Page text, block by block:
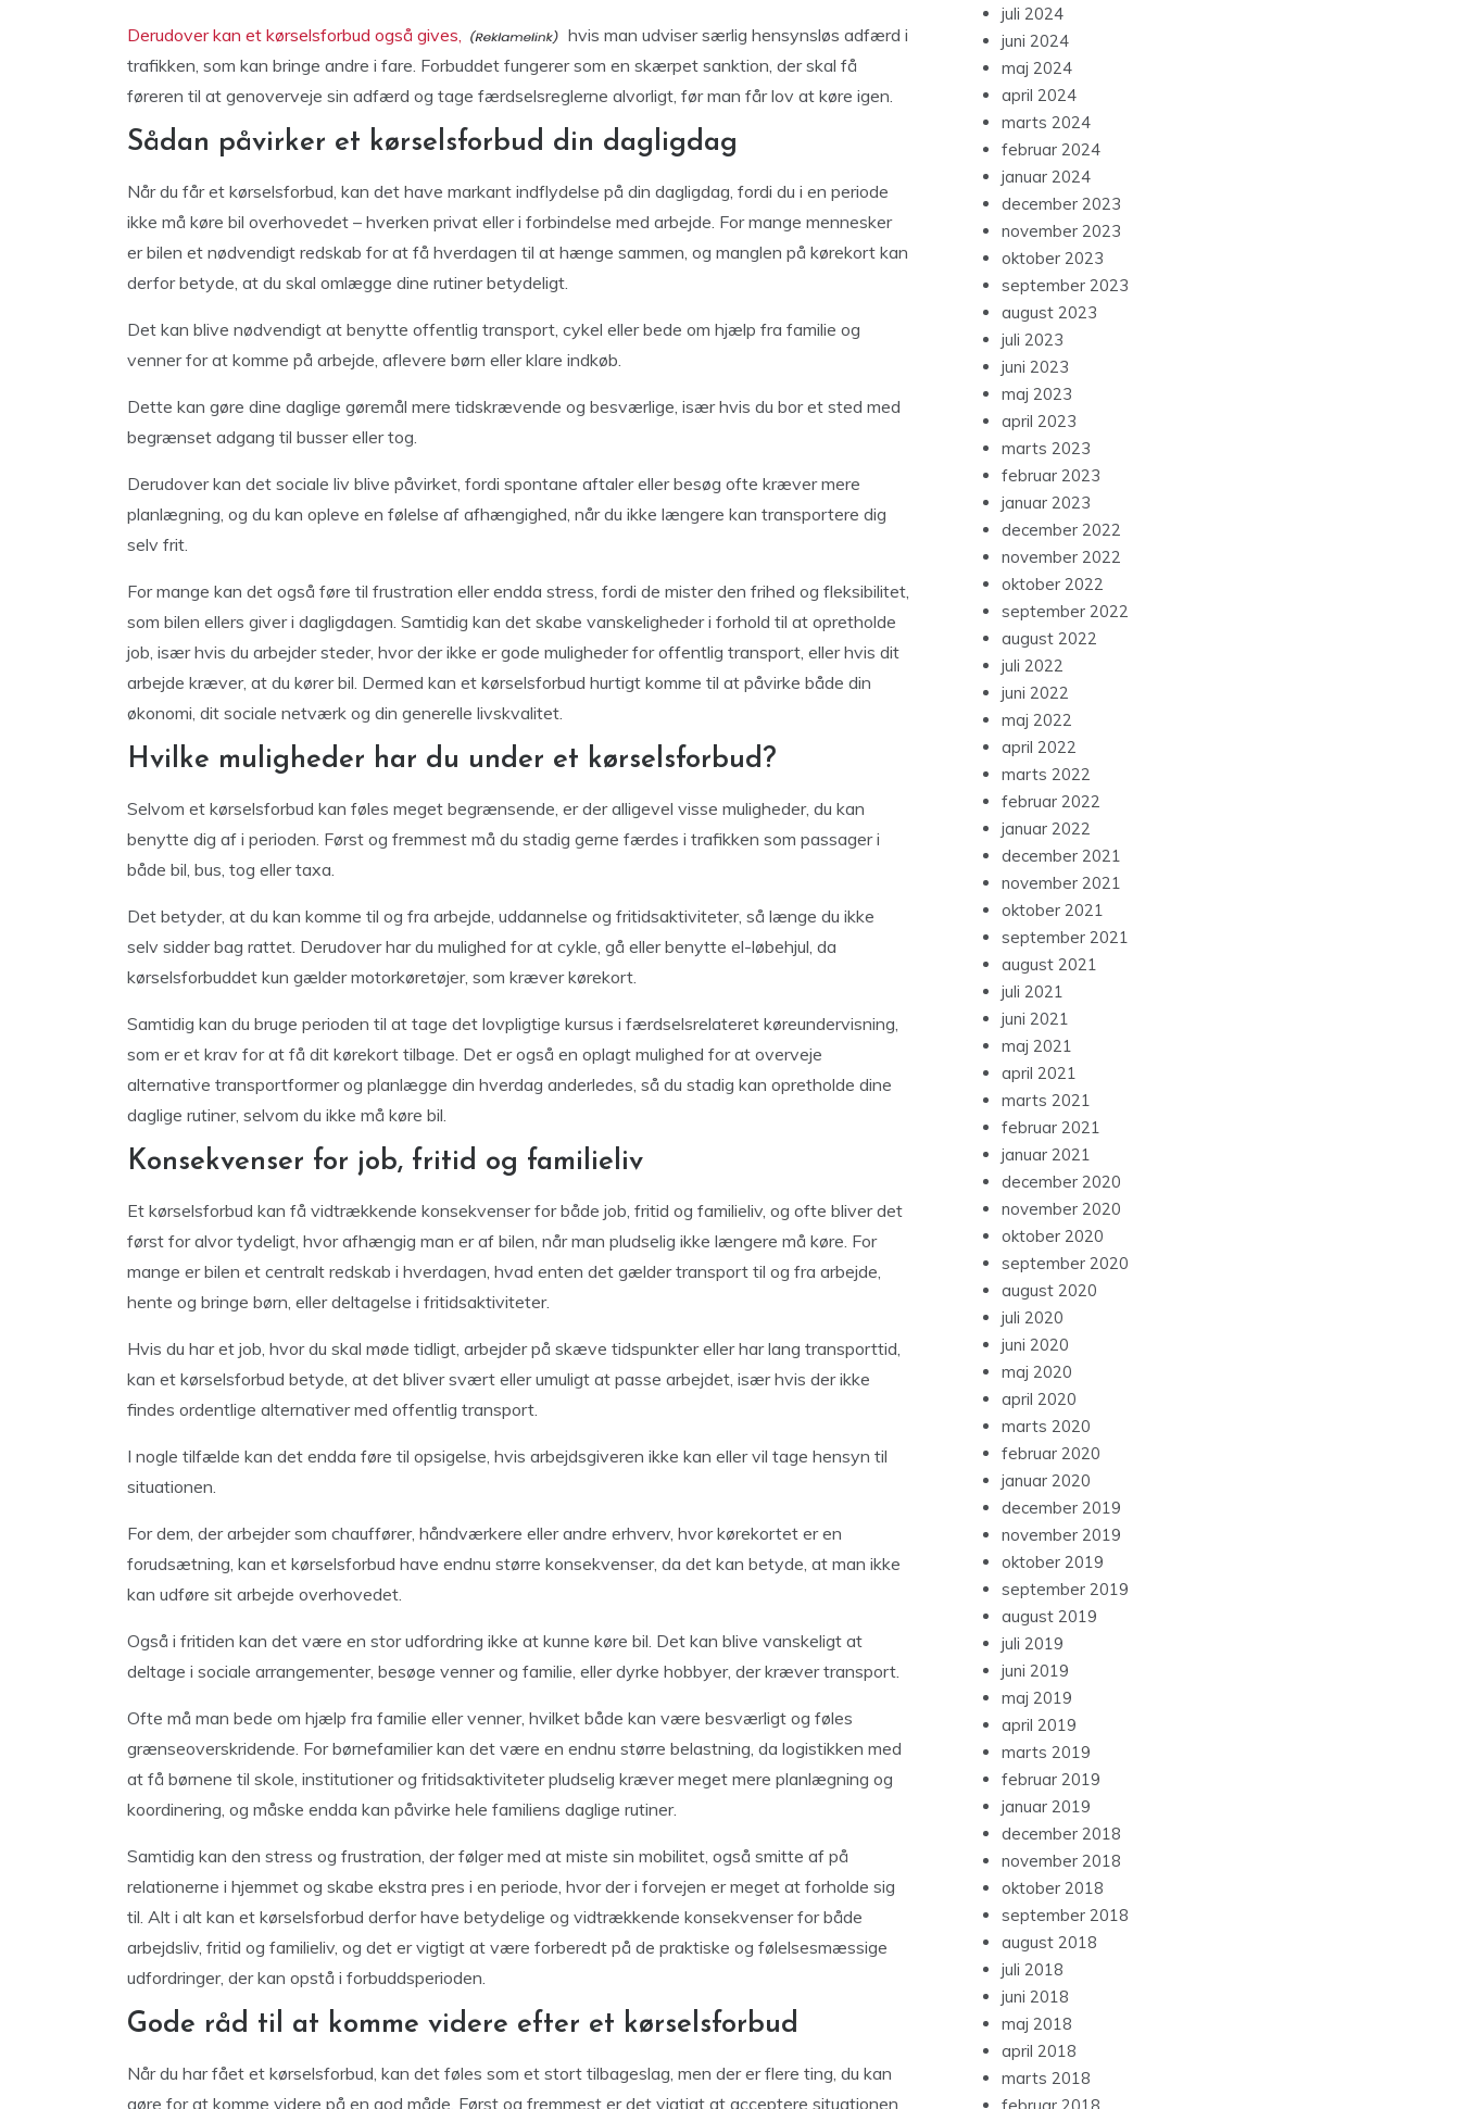
Derudover kan et kørselsforbud også gives,
hvis man udviser særlig hensynsløs adfærd i
trafikken, som kan bringe andre i fare. Forbuddet fungerer som en skærpet sanktion, der skal få
føreren til at genoverveje sin adfærd og tage færdselsreglerne alvorligt, før man får lov at køre igen.
Sådan påvirker et kørselsforbud din dagligdag
Når du får et kørselsforbud, kan det have markant indflydelse på din dagligdag, fordi du i en periode
ikke må køre bil overhovedet – hverken privat eller i forbindelse med arbejde. For mange mennesker
er bilen et nødvendigt redskab for at få hverdagen til at hænge sammen, og manglen på kørekort kan
derfor betyde, at du skal omlægge dine rutiner betydeligt.
Det kan blive nødvendigt at benytte offentlig transport, cykel eller bede om hjælp fra familie og
venner for at komme på arbejde, aflevere børn eller klare indkøb.
Dette kan gøre dine daglige gøremål mere tidskrævende og besværlige, især hvis du bor et sted med
begrænset adgang til busser eller tog.
Derudover kan det sociale liv blive påvirket, fordi spontane aftaler eller besøg ofte kræver mere
planlægning, og du kan opleve en følelse af afhængighed, når du ikke længere kan transportere dig
selv frit.
For mange kan det også føre til frustration eller endda stress, fordi de mister den frihed og fleksibilitet,
som bilen ellers giver i dagligdagen. Samtidig kan det skabe vanskeligheder i forhold til at opretholde
job, især hvis du arbejder steder, hvor der ikke er gode muligheder for offentlig transport, eller hvis dit
arbejde kræver, at du kører bil. Dermed kan et kørselsforbud hurtigt komme til at påvirke både din
økonomi, dit sociale netværk og din generelle livskvalitet.
Hvilke muligheder har du under et kørselsforbud?
Selvom et kørselsforbud kan føles meget begrænsende, er der alligevel visse muligheder, du kan
benytte dig af i perioden. Først og fremmest må du stadig gerne færdes i trafikken som passager i
både bil, bus, tog eller taxa.
Det betyder, at du kan komme til og fra arbejde, uddannelse og fritidsaktiviteter, så længe du ikke
selv sidder bag rattet. Derudover har du mulighed for at cykle, gå eller benytte el-løbehjul, da
kørselsforbuddet kun gælder motorkøretøjer, som kræver kørekort.
Samtidig kan du bruge perioden til at tage det lovpligtige kursus i færdselsrelateret køreundervisning,
som er et krav for at få dit kørekort tilbage. Det er også en oplagt mulighed for at overveje
alternative transportformer og planlægge din hverdag anderledes, så du stadig kan opretholde dine
daglige rutiner, selvom du ikke må køre bil.
Konsekvenser for job, fritid og familieliv
Et kørselsforbud kan få vidtrækkende konsekvenser for både job, fritid og familieliv, og ofte bliver det
først for alvor tydeligt, hvor afhængig man er af bilen, når man pludselig ikke længere må køre. For
mange er bilen et centralt redskab i hverdagen, hvad enten det gælder transport til og fra arbejde,
hente og bringe børn, eller deltagelse i fritidsaktiviteter.
Hvis du har et job, hvor du skal møde tidligt, arbejder på skæve tidspunkter eller har lang transporttid,
kan et kørselsforbud betyde, at det bliver svært eller umuligt at passe arbejdet, især hvis der ikke
findes ordentlige alternativer med offentlig transport.
I nogle tilfælde kan det endda føre til opsigelse, hvis arbejdsgiveren ikke kan eller vil tage hensyn til
situationen.
For dem, der arbejder som chauffører, håndværkere eller andre erhverv, hvor kørekortet er en
forudsætning, kan et kørselsforbud have endnu større konsekvenser, da det kan betyde, at man ikke
kan udføre sit arbejde overhovedet.
Også i fritiden kan det være en stor udfordring ikke at kunne køre bil. Det kan blive vanskeligt at
deltage i sociale arrangementer, besøge venner og familie, eller dyrke hobbyer, der kræver transport.
Ofte må man bede om hjælp fra familie eller venner, hvilket både kan være besværligt og føles
grænseoverskridende. For børnefamilier kan det være en endnu større belastning, da logistikken med
at få børnene til skole, institutioner og fritidsaktiviteter pludselig kræver meget mere planlægning og
koordinering, og måske endda kan påvirke hele familiens daglige rutiner.
Samtidig kan den stress og frustration, der følger med at miste sin mobilitet, også smitte af på
relationerne i hjemmet og skabe ekstra pres i en periode, hvor der i forvejen er meget at forholde sig
til. Alt i alt kan et kørselsforbud derfor have betydelige og vidtrækkende konsekvenser for både
arbejdsliv, fritid og familieliv, og det er vigtigt at være forberedt på de praktiske og følelsesmæssige
udfordringer, der kan opstå i forbuddsperioden.
Gode råd til at komme videre efter et kørselsforbud
Når du har fået et kørselsforbud, kan det føles som et stort tilbageslag, men der er flere ting, du kan
gøre for at komme videre på en god måde. Først og fremmest er det vigtigt at acceptere situationen
juli 2024
juni 2024
maj 2024
april 2024
marts 2024
februar 2024
januar 2024
december 2023
november 2023
oktober 2023
september 2023
august 2023
juli 2023
juni 2023
maj 2023
april 2023
marts 2023
februar 2023
januar 2023
december 2022
november 2022
oktober 2022
september 2022
august 2022
juli 2022
juni 2022
maj 2022
april 2022
marts 2022
februar 2022
januar 2022
december 2021
november 2021
oktober 2021
september 2021
august 2021
juli 2021
juni 2021
maj 2021
april 2021
marts 2021
februar 2021
januar 2021
december 2020
november 2020
oktober 2020
september 2020
august 2020
juli 2020
juni 2020
maj 2020
april 2020
marts 2020
februar 2020
januar 2020
december 2019
november 2019
oktober 2019
september 2019
august 2019
juli 2019
juni 2019
maj 2019
april 2019
marts 2019
februar 2019
januar 2019
december 2018
november 2018
oktober 2018
september 2018
august 2018
juli 2018
juni 2018
maj 2018
april 2018
marts 2018